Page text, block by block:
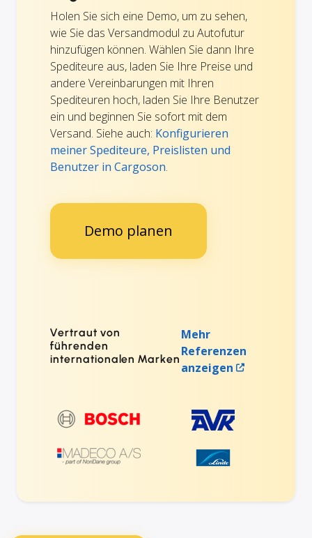
Holen Sie sich eine Demo, um zu sehen,
wie Sie das Versandmodul zu Autofutur
hinzufügen können. Wählen Sie dann Ihre
Spediteure aus, laden Sie Ihre Preise und
andere Vereinbarungen mit Ihren
Spediteuren hoch, laden Sie Ihre Benutzer
ein und beginnen Sie sofort mit dem
Versand. Siehe auch: Konfigurieren
meiner Spediteure, Preislisten und
Benutzer in Cargoson.
Demo planen
Vertraut von
führenden
internationalen Marken
Mehr
Referenzen
anzeigen